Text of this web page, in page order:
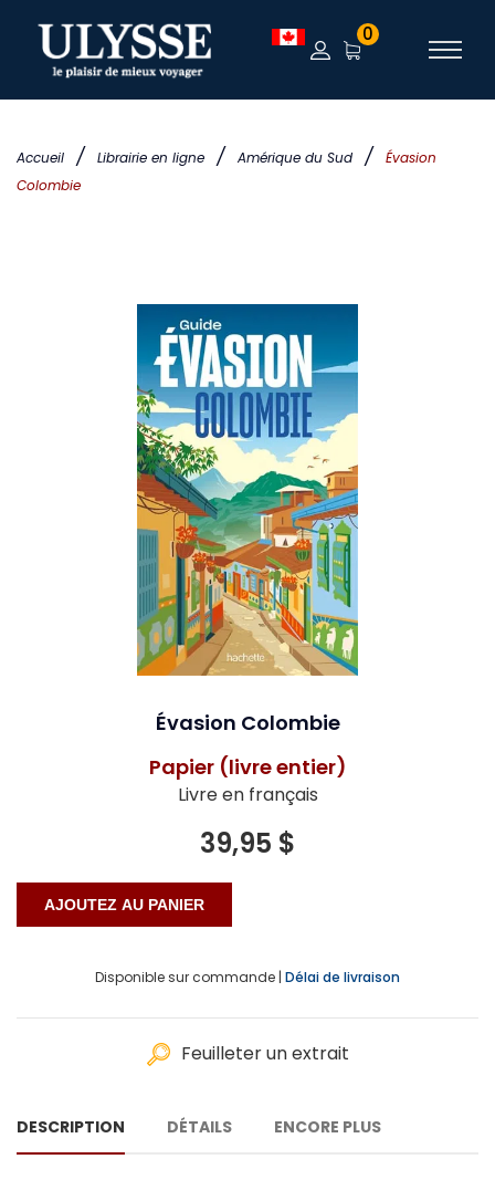
Accueil / Librairie en ligne / Amérique du Sud /
Évasion
Colombie
0
Évasion Colombie
Papier (livre entier)
Livre en français
39,95 $
Disponible sur commande | Délai de livraison
Feuilleter un extrait
DESCRIPTION DÉTAILS ENCORE PLUS